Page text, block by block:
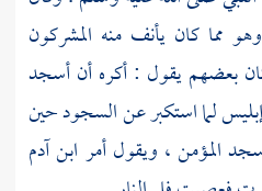
مما كان يأنف منه المشركون
بعضهم يقول : أكره أن أسجد
إبليس لما استكبر عن السجود حين
سجد المؤمن ، ويقول أمر ابنآدم